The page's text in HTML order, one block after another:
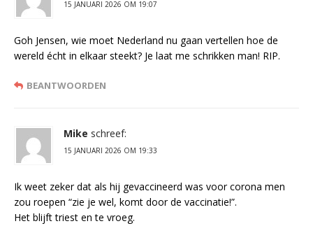
15 JANUARI 2026 OM 19:07
Goh Jensen, wie moet Nederland nu gaan vertellen hoe de
wereld écht in elkaar steekt? Je laat me schrikken man! RIP.
BEANTWOORDEN
Mike schreef:
15 JANUARI 2026 OM 19:33
Ik weet zeker dat als hij gevaccineerd was voor corona men
zou roepen “zie je wel, komt door de vaccinatie!”.
Het blijft triest en te vroeg.